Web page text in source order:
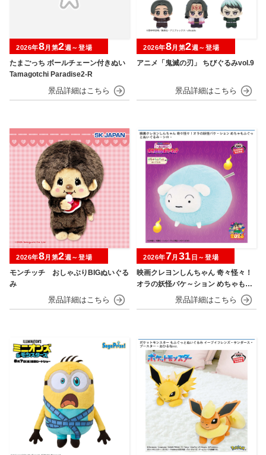
たまごっち ボールチェーン付きぬい
Tamagotchi Paradise2-R
2026年8月第2週～登場
アニメ「鬼滅の刃」 ちびぐるみvol.9
2026年8月第2週～登場
モンチッチ おしゃぶりBIGぬいぐる
み
2026年8月第2週～登場
映画クレヨンしんちゃん 奇々怪々！
オラの妖怪バケ～ション めちゃもふ
ぐっとぬいぐるみ シロ
2026年7月 31 日～登場